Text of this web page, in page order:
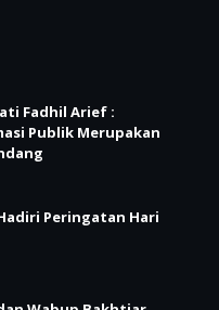
Fadhil Arief :
Publik Merupakan
Peringatan Hari